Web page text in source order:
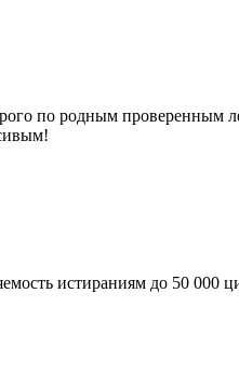
по родным проверенным
истираниям до 50 000